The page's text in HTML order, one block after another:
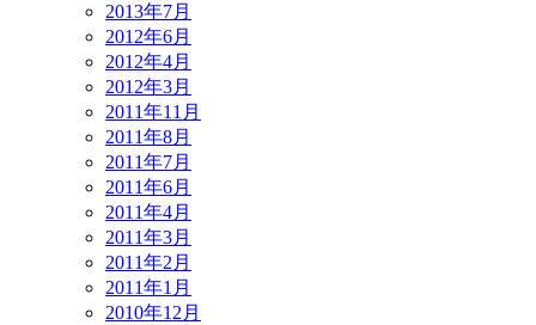
2013年7月
2012年6月
2012年4月
2012年3月
2011年11月
2011年8月
2011年7月
2011年6月
2011年4月
2011年3月
2011年2月
2011年1月
2010年12月